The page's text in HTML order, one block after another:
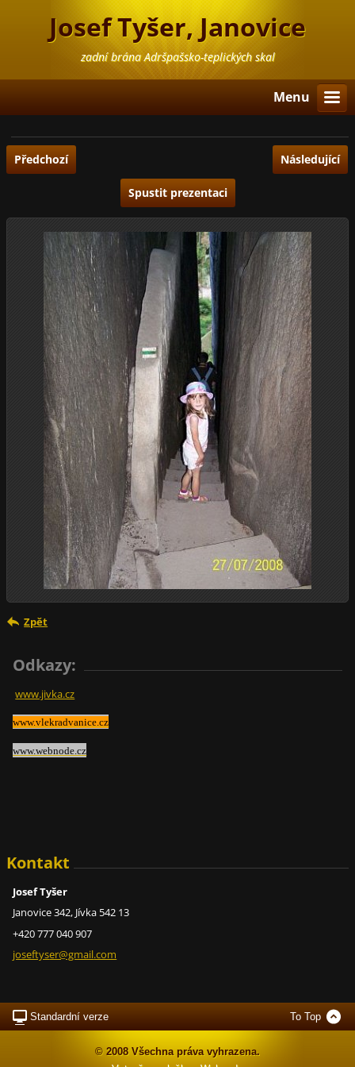
Josef Tyšer, Janovice
zadní brána Adršpašsko-teplických skal
Menu
Předchozí Následující
Spustit prezentaci
Zpět
Odkazy:
www.jivka.cz
www.vlekradvanice.cz
www.webnode.cz
Kontakt
Josef Tyšer
Janovice 342, Jívka 542 13
+420 777 040 907
joseftyser@gmail.com
Standardní verze To Top
© 2008 Všechna práva vyhrazena.